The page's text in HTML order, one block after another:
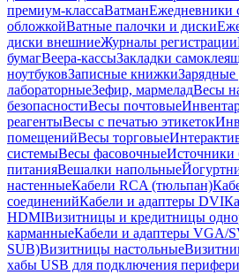
премиум-классаВатманЕжедневники
обложкойВатные палочки и диски
диски внешниеЖурналы регистрации
бумагВеера-кассыЗакладки
ноутбуковЗаписные книжкиЗарядные
лабораторныеЗефир, мармеладВесы
безопасностиВесы почтовые
реагентыВесы с печатью этикеток
помещенийВесы торговые
системыВесы фасовочныеИсточники
питанияВешалки напольные
настенныеКабели RCA (тюльпан)
соединенийКабели и адаптеры DVI
HDMIВизитницы и кредитницы
карманныеКабели и адаптеры VGA/
SUB)Визитницы настольные
хабы USB для подключения